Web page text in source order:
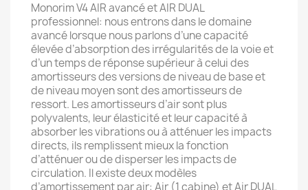
Monorim V4 AIR avancé et AIR DUAL
professionnel: nous entrons dans le domaine
avancé lorsque nous parlons d’une capacité
élevée d’absorption des irrégularités de la voie et
d’un temps de réponse supérieur à celui des
amortisseurs des versions de niveau de base et
de niveau moyen sont des amortisseurs de
ressort. Les amortisseurs d’air sont plus
polyvalents, leur élasticité et leur capacité à
absorber les vibrations ou à atténuer les impacts
directs, ils remplissent mieux la fonction
d’atténuer ou de disperser les impacts de
circulation. Il existe deux modèles
d’amortissement par air: Air (1 cabine) et Air DUAL